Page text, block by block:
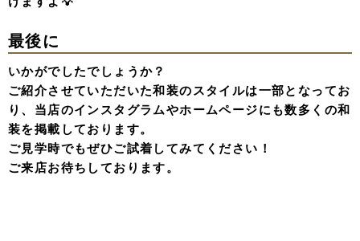
最後に
いかがでしたでしょうか？
ご紹介させていただいた和装のスタイルは一部となってお
り、当店のインスタグラムやホームページにも数多くの和
装を掲載しております。
ご見学時でもぜひご試着してみてください！
ご来店お待ちしております。